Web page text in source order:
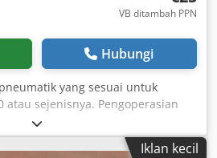
VB ditambah PPN
Hubungi
yang sesuai untuk
atau sejenisnya. Pengoperasian
dengan pegas pengembali.
teknis: - Jumlah: 27
Iklan kecil